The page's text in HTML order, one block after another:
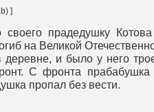
]
своего прадедушку
на Великой
и было у него
С фронта прабабушка
пропал без вести.